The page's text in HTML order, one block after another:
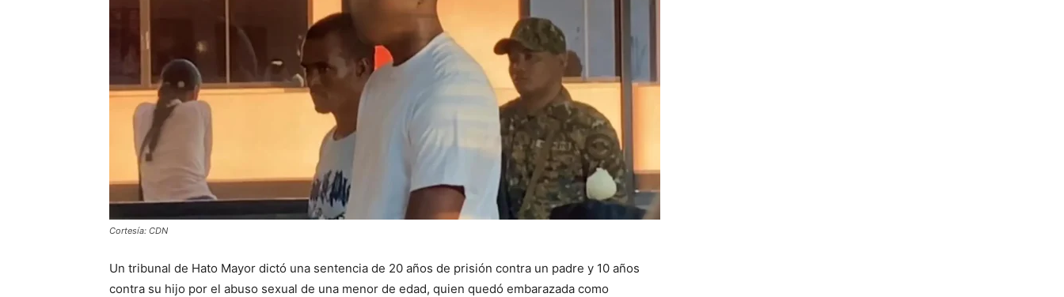
Cortesía: CDN
Un tribunal de Hato Mayor dictó una sentencia de 20 años de prisión contra un padre y 10 años
contra su hijo por el abuso sexual de una menor de edad, quien quedó embarazada como